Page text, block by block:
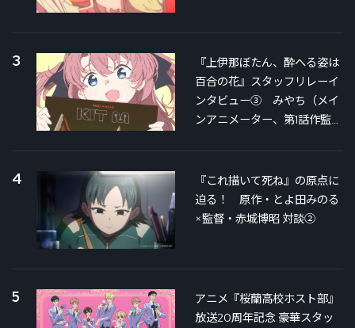
3
『上伊那ぼたん、酔へる姿は
百合の花』スタッフリレーイ
ンタビュー③ みやち（メイ
ンアニメーター、第1話作監）
4
『これ描いて死ね』の原点に
迫る！ 原作・とよ田みのる
×監督・赤城博昭 対談②
5
アニメ『桜蘭高校ホスト部』
放送20周年記念 豪華スタッ